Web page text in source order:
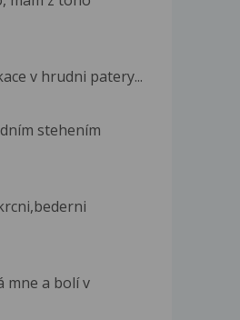
v hrudni patery...
stehením
mne a bolí v